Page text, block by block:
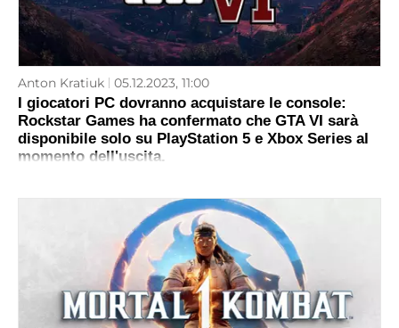
Anton Kratiuk 05.12.2023, 11:00
I giocatori PC dovranno acquistare le console:
Rockstar Games ha confermato che GTA VI sarà
disponibile solo su PlayStation 5 e Xbox Series al
momento dell'uscita.